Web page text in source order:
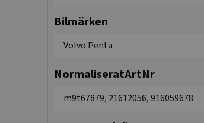
Bilmärken
Volvo Penta
NormaliseratArtNr
m9t67879, 21612056, 916059678